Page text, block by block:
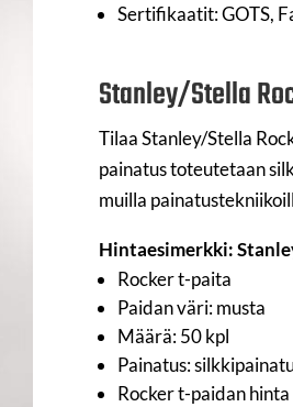
Sertifikaatit: GOTS,
Stanley/Stella
Tilaa Stanley/Stella
painatus toteutetaan
muilla
Hintaesimerkki:
Rocker t-paita
Paidan väri: musta
Määrä: 50 kpl
Painatus:
Rocker t-paidan